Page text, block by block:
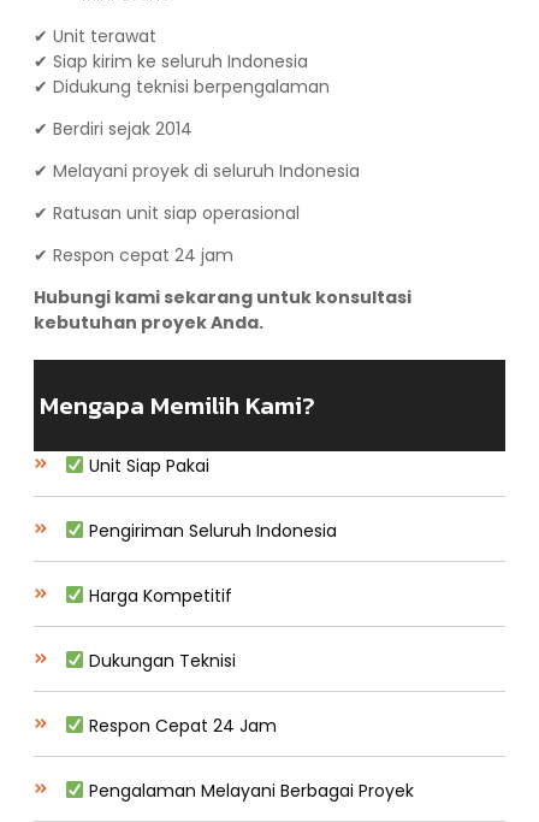
✔ Unit terawat
✔ Siap kirim ke seluruh Indonesia
✔ Didukung teknisi berpengalaman
✔ Berdiri sejak 2014
✔ Melayani proyek di seluruh Indonesia
✔ Ratusan unit siap operasional
✔ Respon cepat 24 jam
Hubungi kami sekarang untuk konsultasi
kebutuhan proyek Anda.
Mengapa Memilih Kami?
Unit Siap Pakai
Pengiriman Seluruh Indonesia
Harga Kompetitif
Dukungan Teknisi
Respon Cepat 24 Jam
Pengalaman Melayani Berbagai Proyek